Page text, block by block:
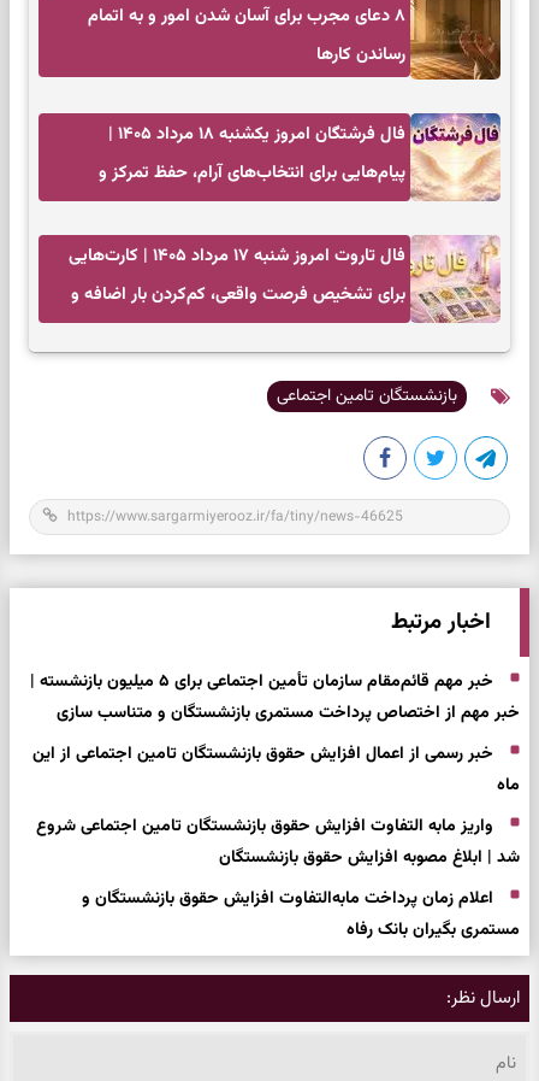
۸ دعای مجرب برای آسان شدن امور و به اتمام
رساندن کار‌ها
فال فرشتگان امروز یکشنبه ۱۸ مرداد ۱۴۰۵ |
پیام‌هایی برای انتخاب‌های آرام، حفظ تمرکز و
فال تاروت امروز شنبه ۱۷ مرداد ۱۴۰۵ | کارت‌هایی
برای تشخیص فرصت واقعی، کم‌کردن بار اضافه و
بازنشستگان تامین اجتماعی
اخبار مرتبط
خبر مهم قائم‌مقام سازمان تأمین اجتماعی برای ۵ میلیون بازنشسته |
خبر مهم از اختصاص پرداخت مستمری بازنشستگان و متناسب سازی
خبر رسمی از اعمال افزایش حقوق بازنشستگان تامین اجتماعی از این
ماه
واریز مابه التفاوت افزایش حقوق بازنشستگان تامین اجتماعی شروع
شد | ابلاغ مصوبه افزایش حقوق بازنشستگان
اعلام زمان پرداخت مابه‌التفاوت افزایش حقوق بازنشستگان و
مستمری بگیران بانک رفاه
ارسال نظر: